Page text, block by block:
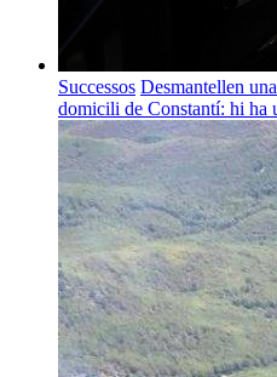
Successos Desmantellen
domicili de Constantí: hi ha